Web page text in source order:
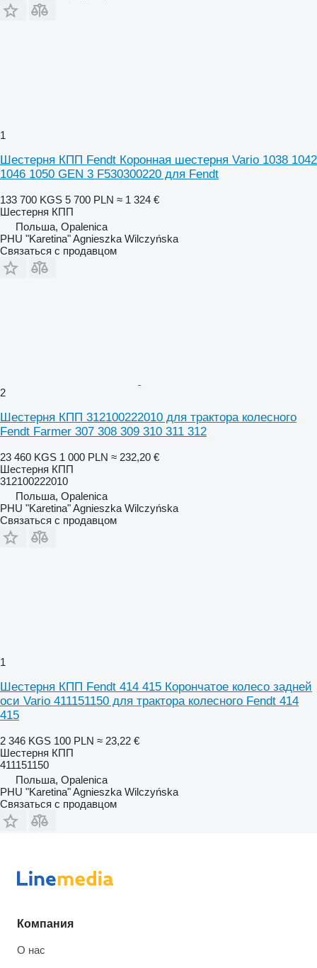
1
Шестерня КПП Fendt Коронная шестерня Vario 1038 1042
1046 1050 GEN 3 F530300220 для Fendt
133 700 KGS 5 700 PLN ≈ 1 324 €
Шестерня КПП
Польша, Opalenica
PHU "Karetina" Agnieszka Wilczyńska
Связаться с продавцом
2
Шестерня КПП 312100222010 для трактора колесного
Fendt Farmer 307 308 309 310 311 312
23 460 KGS 1 000 PLN ≈ 232,20 €
Шестерня КПП
312100222010
Польша, Opalenica
PHU "Karetina" Agnieszka Wilczyńska
Связаться с продавцом
1
Шестерня КПП Fendt 414 415 Корончатое колесо задней
оси Vario 411151150 для трактора колесного Fendt 414
415
2 346 KGS 100 PLN ≈ 23,22 €
Шестерня КПП
411151150
Польша, Opalenica
PHU "Karetina" Agnieszka Wilczyńska
Связаться с продавцом
Компания
О нас